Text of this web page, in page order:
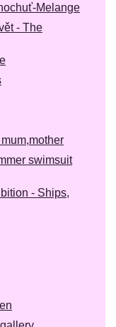
Melange
- The
swimsuit
- Ships,